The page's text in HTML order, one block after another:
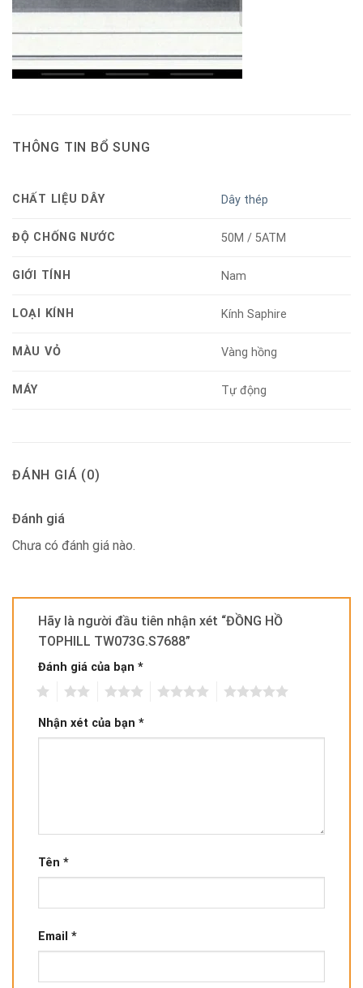
THÔNG TIN BỔ SUNG
CHẤT LIỆU DÂY Dây thép
ĐỘ CHỐNG NƯỚC 50M / 5ATM
GIỚI TÍNH Nam
LOẠI KÍNH Kính Saphire
MÀU VỎ Vàng hồng
MÁY Tự động
ĐÁNH GIÁ (0)
Đánh giá
Chưa có đánh giá nào.
Hãy là người đầu tiên nhận xét “ĐỒNG HỒ
TOPHILL TW073G.S7688”
Đánh giá của bạn *
Nhận xét của bạn *
Tên *
Email *